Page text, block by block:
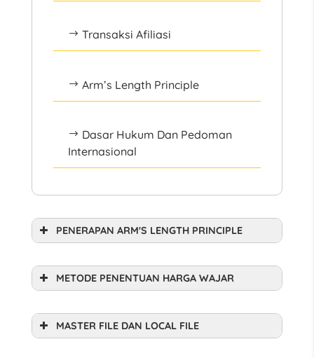
$ Transaksi Afiliasi
$ Arm’s Length Principle
$ Dasar Hukum Dan Pedoman
Internasional
PENERAPAN ARM'S LENGTH PRINCIPLE
METODE PENENTUAN HARGA WAJAR
MASTER FILE DAN LOCAL FILE